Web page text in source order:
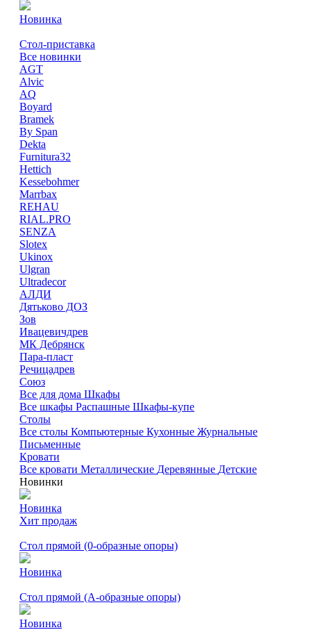
Новинка
Стол-приставка
Все новинки
AGT
Alvic
AQ
Boyard
Bramek
By Span
Dekta
Furnitura32
Hettich
Kessebohmer
Marrbax
REHAU
RIAL.PRO
SENZA
Slotex
Ukinox
Ulgran
Ultradecor
АЛДИ
Дятьково ДОЗ
Зов
Ивацевичдрев
МК Дебрянск
Пара-пласт
Речицадрев
Союз
Все для дома Шкафы
Все шкафы Распашные Шкафы-купе
Столы
Все столы Компьютерные Кухонные Журнальные
Письменные
Кровати
Все кровати Металлические Деревянные Детские
Новинки
Новинка
Хит продаж
Стол прямой (0-образные опоры)
Новинка
Стол прямой (А-образные опоры)
Новинка